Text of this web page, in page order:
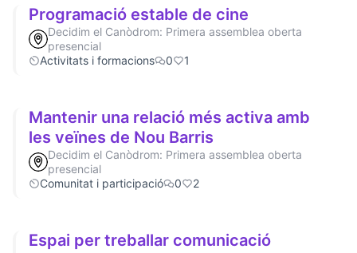
Programació estable de cine
Decidim el Canòdrom: Primera assemblea oberta
presencial
Activitats i formacions
0 1
Mantenir una relació més activa amb
les veïnes de Nou Barris
Decidim el Canòdrom: Primera assemblea oberta
presencial
Comunitat i participació
0 2
Espai per treballar comunicació